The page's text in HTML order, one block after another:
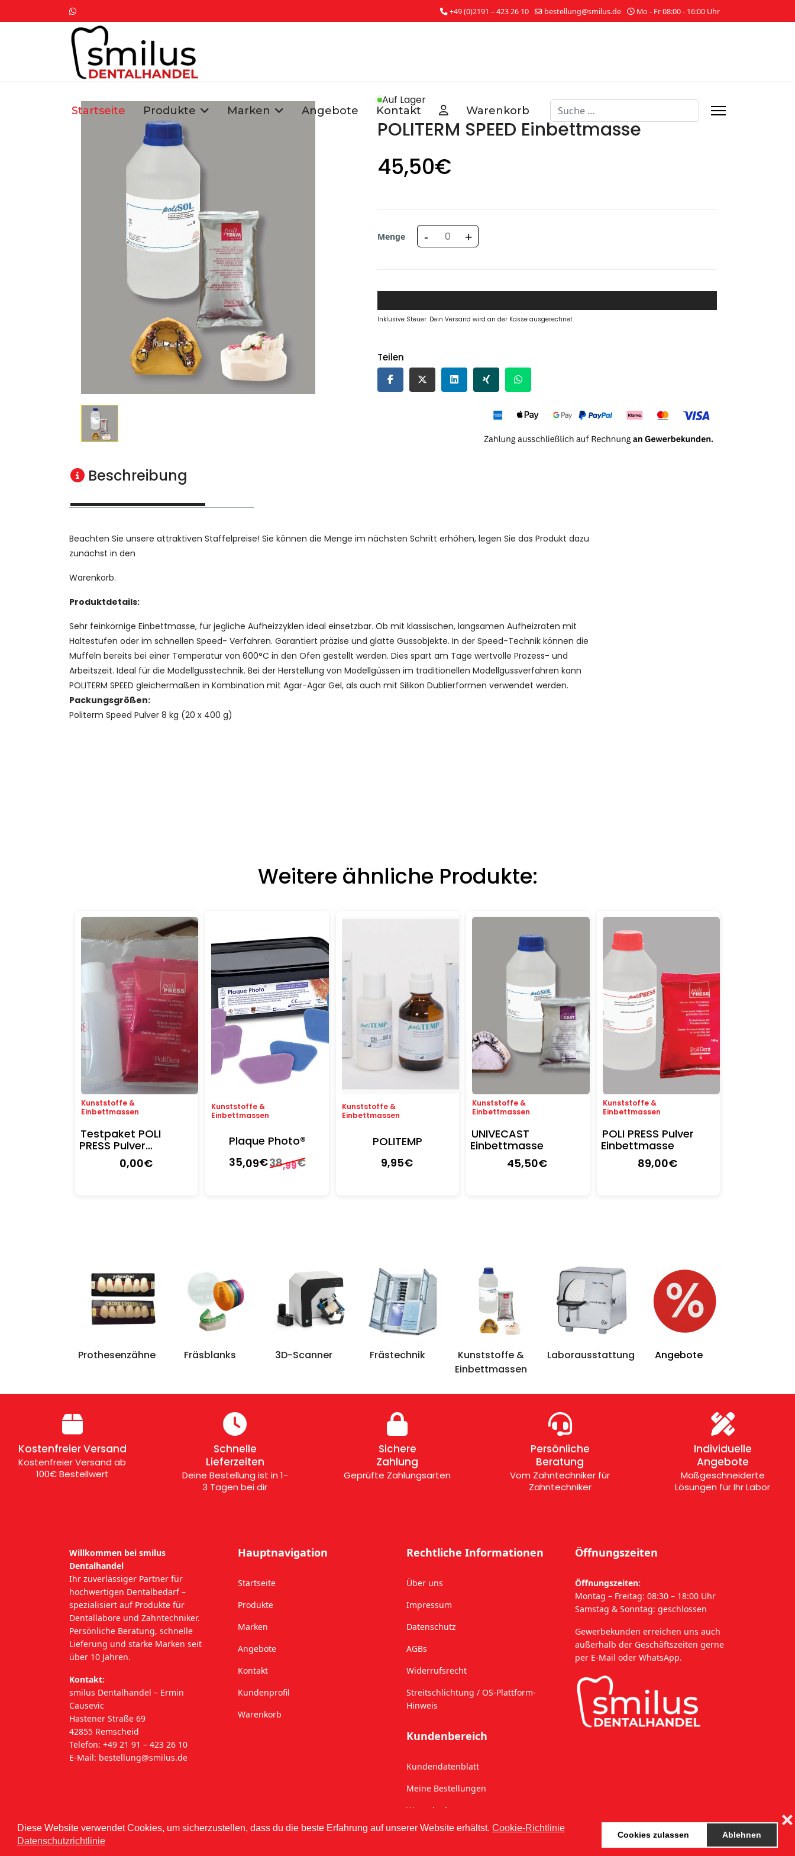
Diese Website verwendet Cookies, um sicherzustellen, dass du die beste Erfahrung auf unserer Website erhältst. Cookie-Richtlinie
Datenschutzrichtlinie
Cookies zulassen Ablehnen
❌
+49 (0)2191 – 423 26 10 bestellung@smilus.de Mo - Fr 08:00 - 16:00 Uhr
Startseite Produkte Marken Angebote Kontakt Warenkorb Suchen
Auf Lager
POLITERM SPEED Einbettmasse
45,50€
Menge - +
Inklusive Steuer. Dein Versand wird an der Kasse ausgerechnet.
Teilen
Beschreibung
Beachten Sie unsere attraktiven Staffelpreise! Sie können die Menge im nächsten Schritt erhöhen, legen Sie das Produkt dazu
zunächst in den
Warenkorb.
Produktdetails:
Sehr feinkörnige Einbettmasse, für jegliche Aufheizzyklen ideal einsetzbar. Ob mit klassischen, langsamen Aufheizraten mit
Haltestufen oder im schnellen Speed- Verfahren. Garantiert präzise und glatte Gussobjekte. In der Speed-Technik können die
Muffeln bereits bei einer Temperatur von 600°C in den Ofen gestellt werden. Dies spart am Tage wertvolle Prozess- und
Arbeitszeit. Ideal für die Modellgusstechnik. Bei der Herstellung von Modellgüssen im traditionellen Modellgussverfahren kann
POLITERM SPEED gleichermaßen in Kombination mit Agar-Agar Gel, als auch mit Silikon Dublierformen verwendet werden.
Packungsgrößen:
Politerm Speed Pulver 8 kg (20 x 400 g)
Weitere ähnliche Produkte:
Details
Kunststoffe &
Einbettmassen
Testpaket POLI
PRESS Pulver
Einbettmasse
0,00€
Kunststoffe &
Einbettmassen
Plaque Photo®
35,09€38,99€
Kunststoffe &
Einbettmassen
POLITEMP
9,95€
Details
Kunststoffe &
Einbettmassen
UNIVECAST
Einbettmasse
45,50€
Details
Kunststoffe &
Einbettmassen
POLI PRESS Pulver
Einbettmasse
89,00€
Prothesenzähne Fräsblanks 3D-Scanner Frästechnik
Kunststoffe &
Einbettmassen
Laborausstattung Angebote
Kostenfreier Versand
Kostenfreier Versand ab
100€ Bestellwert
Schnelle
Lieferzeiten
Deine Bestellung ist in 1-
3 Tagen bei dir
Sichere
Zahlung
Geprüfte Zahlungsarten
Persönliche
Beratung
Vom Zahntechniker für
Zahntechniker
Individuelle
Angebote
Maßgeschneiderte
Lösungen für Ihr Labor
Willkommen bei smilus
Dentalhandel
Ihr zuverlässiger Partner für
hochwertigen Dentalbedarf –
spezialisiert auf Produkte für
Dentallabore und Zahntechniker.
Persönliche Beratung, schnelle
Lieferung und starke Marken seit
über 10 Jahren.
Kontakt:
smilus Dentalhandel – Ermin
Causevic
Hastener Straße 69
42855 Remscheid
Telefon: +49 21 91 – 423 26 10
E-Mail: bestellung@smilus.de
Hauptnavigation
Startseite
Produkte
Marken
Angebote
Kontakt
Kundenprofil
Warenkorb
Rechtliche Informationen
Über uns
Impressum
Datenschutz
AGBs
Widerrufsrecht
Streitschlichtung / OS-Plattform-
Hinweis
Kundenbereich
Kundendatenblatt
Meine Bestellungen
Warenkorb
Öffnungszeiten
Öffnungszeiten:
Montag – Freitag: 08:30 – 18:00 Uhr
Samstag & Sonntag: geschlossen
Gewerbekunden erreichen uns auch
außerhalb der Geschäftszeiten gerne
per E-Mail oder WhatsApp.